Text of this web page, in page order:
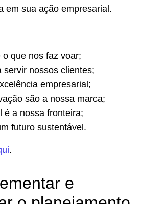
em sua ação empresarial.
o que nos faz voar;
servir nossos clientes;
empresarial;
são a nossa marca;
é a nossa fronteira;
futuro sustentável.
.
e